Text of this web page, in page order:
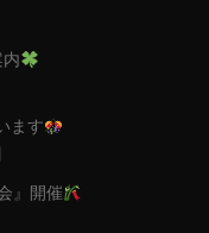
ます
』開催